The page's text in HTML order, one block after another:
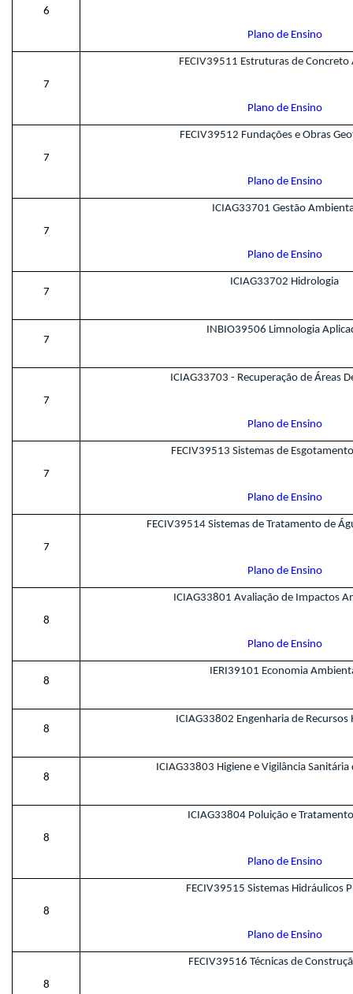
6
Plano de Ensino
7
FECIV39511 Estruturas de Concreto
Plano de Ensino
7
FECIV39512 Fundações e Obras
Plano de Ensino
7
ICIAG33701 Gestão
Plano de Ensino
7
ICIAG33702 Hidrologia
7
INBIO39506 Limnologia
7
ICIAG33703 - Recuperação de Áreas
Plano de Ensino
7
FECIV39513 Sistemas de
Plano de Ensino
7
FECIV39514 Sistemas de Tratamento de
Plano de Ensino
8
ICIAG33801 Avaliação de Impactos
Plano de Ensino
8
IERI39101 Economia
8
ICIAG33802 Engenharia de Recursos
8
ICIAG33803 Higiene e Vigilância
8
ICIAG33804 Poluição e
Plano de Ensino
8
FECIV39515 Sistemas Hidráulicos
Plano de Ensino
8
FECIV39516 Técnicas de